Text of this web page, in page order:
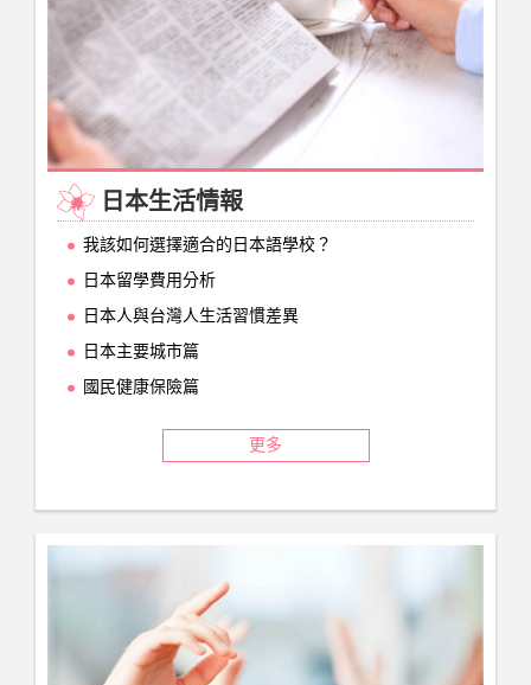
日本生活情報
我該如何選擇適合的日本語學校？
日本留學費用分析
日本人與台灣人生活習慣差異
日本主要城市篇
國民健康保險篇
更多